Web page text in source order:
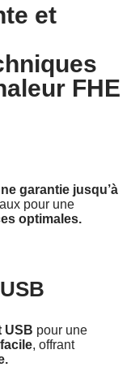
et
FHE
garantie jusqu’à
pour une
optimales.
USB pour une
, offrant